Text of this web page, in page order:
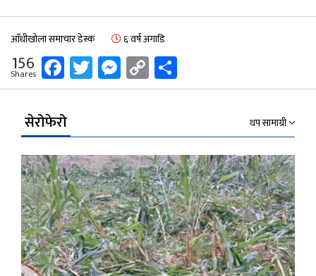
आँधीखोला समाचार डेस्क ६ वर्ष अगाडि
156
Shares Facebook
Twitter
Messenger
Copy
Link
सेरोफेरो थप सामाग्री